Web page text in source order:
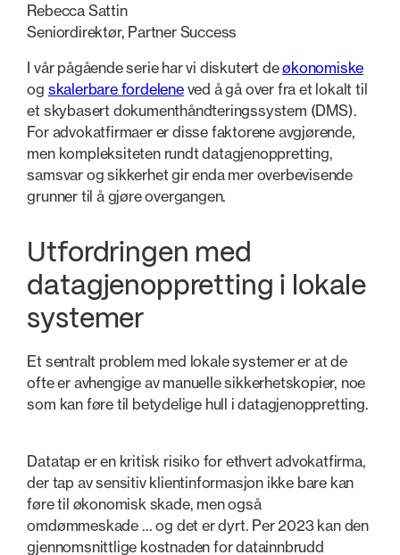
Rebecca Sattin
Seniordirektør, Partner Success
I vår pågående serie har vi diskutert deøkonomiske
og skalerbare fordeleneved å gå over fra et lokalt til
et skybasert dokumenthåndteringssystem (DMS).
For advokatfirmaer er disse faktorene avgjørende,
men kompleksiteten rundt datagjenoppretting,
samsvar og sikkerhet gir enda mer overbevisende
grunner til å gjøre overgangen.
Utfordringen med
datagjenoppretting i lokale
systemer
Et sentralt problem med lokale systemer er at de
ofte er avhengige av manuelle sikkerhetskopier, noe
som kan føre til betydelige hull i datagjenoppretting.
Datatap er en kritisk risiko for ethvert advokatfirma,
der tap av sensitiv klientinformasjon ikke bare kan
føre til økonomisk skade, men også
omdømmeskade … og det er dyrt. Per 2023 kan den
gjennomsnittlige kostnaden for datainnbrudd